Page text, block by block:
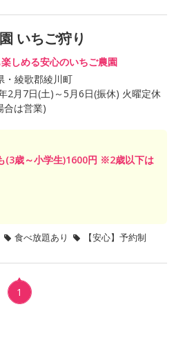
いちご狩り
しめる安心のいちご農園
・綾歌郡綾川町
2月7日(土)～5月6日(振休) 火曜定休
合は営業)
(3歳～小学生)1600円 ※2歳以下は
食べ放題あり 【安心】予約制
1